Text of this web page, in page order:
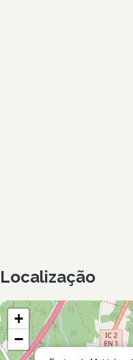
Localização
+
−